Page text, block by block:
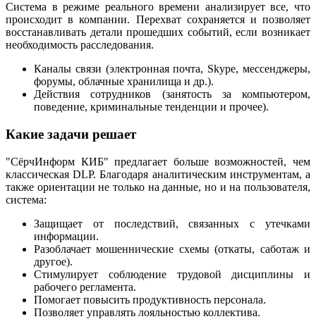
Система в режиме реального времени анализирует все, что
происходит в компании. Перехват сохраняется и позволяет
восстанавливать детали прошедших событий, если возникает
необходимость расследования.
Каналы связи (электронная почта, Skype, мессенджеры,
форумы, облачные хранилища и др.).
Действия сотрудников (занятость за компьютером,
поведение, криминальные тенденции и прочее).
Какие задачи решает
"СёрчИнформ КИБ" предлагает больше возможностей, чем
классическая DLP. Благодаря аналитическим инструментам, а
также ориентации не только на данные, но и на пользователя,
система:
Защищает от последствий, связанных с утечками
информации.
Разоблачает мошеннические схемы (откаты, саботаж и
другое).
Стимулирует соблюдение трудовой дисциплины и
рабочего регламента.
Помогает повысить продуктивность персонала.
Позволяет управлять лояльностью коллектива.